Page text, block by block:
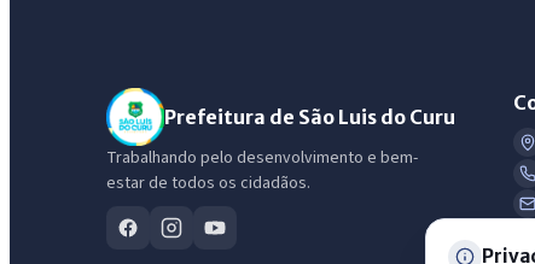
Prefeitura de São Luis do Curu
Trabalhando pelo desenvolvimento e bem-
estar de todos os cidadãos.